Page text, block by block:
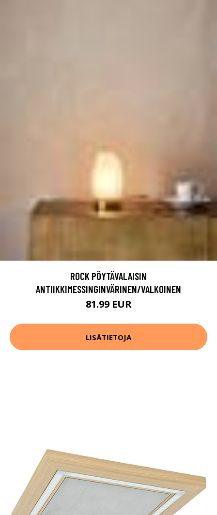
ROCK PÖYTÄVALAISIN
ANTIIKKIMESSINGINVÄRINEN/VALKOINEN
81.99 EUR
LISÄTIETOJA